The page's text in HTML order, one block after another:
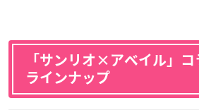
「サンリオ×アベイル」コ
ラインナップ